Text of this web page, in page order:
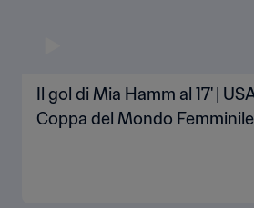
Il gol di Mia Hamm al 17' |
Coppa del Mondo Femminile